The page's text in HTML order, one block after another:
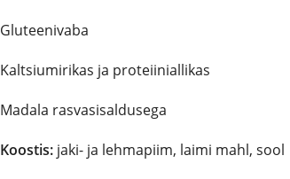
Gluteenivaba
Kaltsiumirikas ja proteiiniallikas
Madala rasvasisaldusega
Koostis: jaki- ja lehmapiim, laimi mahl, sool